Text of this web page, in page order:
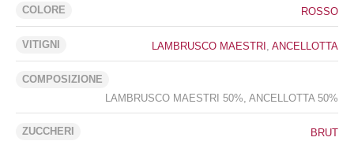
COLORE ROSSO
VITIGNI LAMBRUSCO MAESTRI , ANCELLOTTA
COMPOSIZIONE
LAMBRUSCO MAESTRI 50%, ANCELLOTTA 50%
ZUCCHERI BRUT